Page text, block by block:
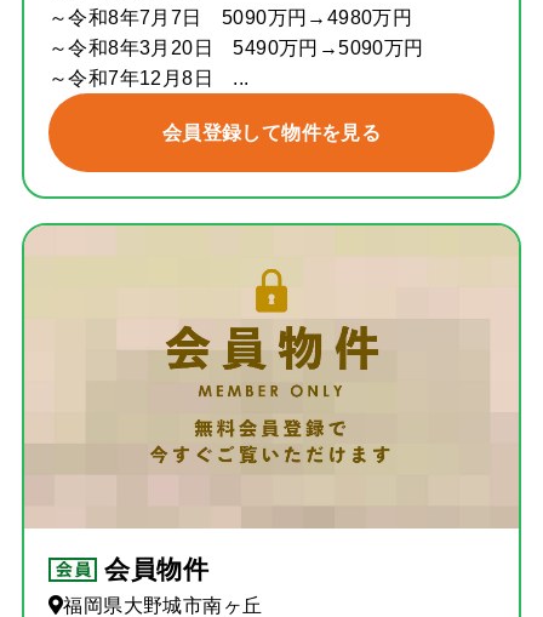
～令和8年7月7日 5090万円→4980万円
～令和8年3月20日 5490万円→5090万円
～令和7年12月8日 ...
会員登録して物件を見る
会員物件
福岡県大野城市南ヶ丘